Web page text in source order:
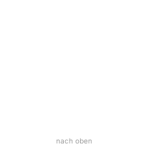
nach oben